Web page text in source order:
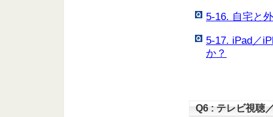
5-16. 自宅と
5-17. iPad／
か？
Q6 : テレビ視聴